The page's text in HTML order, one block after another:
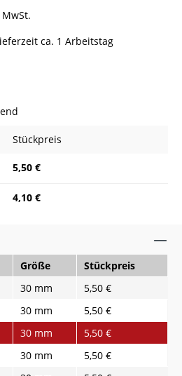
ca. 1 Arbeitstag
Stückpreis
5,50 €
4,10 €
Größe
Stückpreis
30 mm
5,50 €
30 mm
5,50 €
30 mm
5,50 €
30 mm
5,50 €